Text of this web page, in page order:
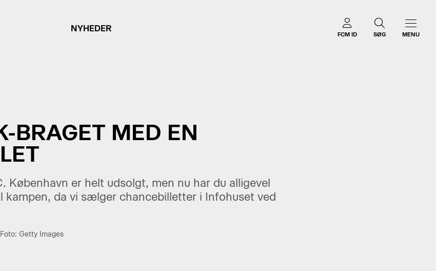
NYHEDER
FCM ID SØG MENU
BRAGET MED EN
København er helt udsolgt, men nu har du alligevel
kampen, da vi sælger chancebilletter i Infohuset ved
Foto: Getty Images